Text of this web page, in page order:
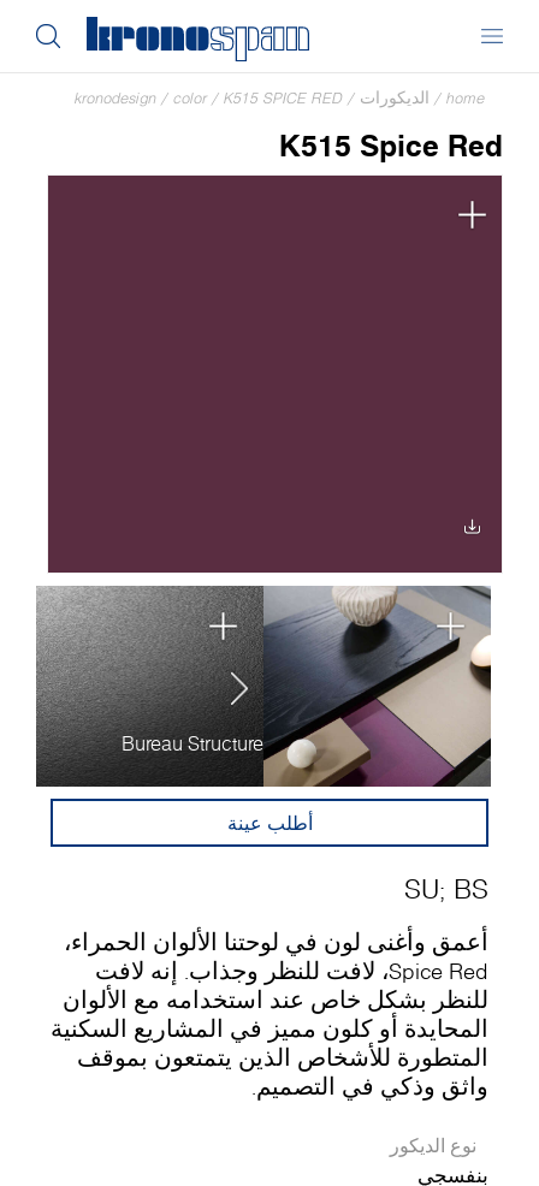
home
/ الديكورات /
kronodesign / color / K515 SPICE RED
K515 Spice Red
Bureau Structure
SU; BS
أطلب عينة
أعمق وأغنى لون في لوحتنا الألوان الحمراء،
Spice Red، لافت للنظر وجذاب. إنه لافت
للنظر بشكل خاص عند استخدامه مع الألوان
المحايدة أو كلون مميز في المشاريع السكنية
المتطورة للأشخاص الذين يتمتعون بموقف
واثق وذكي في التصميم.
نوع الديكور
بنفسجي